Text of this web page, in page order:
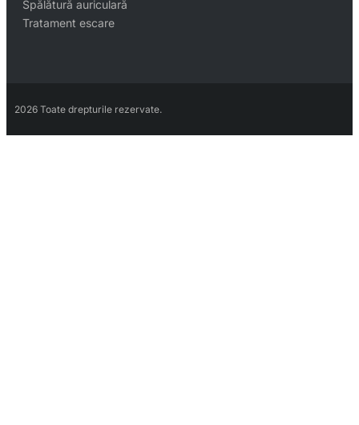
Spălătură auriculară
Tratament escare
2026 Toate drepturile rezervate.